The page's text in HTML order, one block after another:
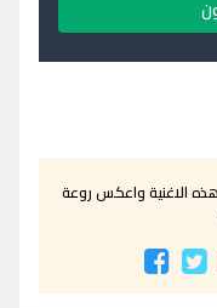
الاغنية واعكس روعة